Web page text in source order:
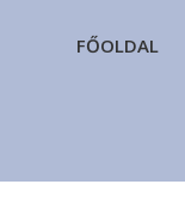
FŐOLDAL